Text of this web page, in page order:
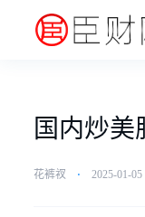
国内炒美
花裤衩 ⋅ 2025-01-05